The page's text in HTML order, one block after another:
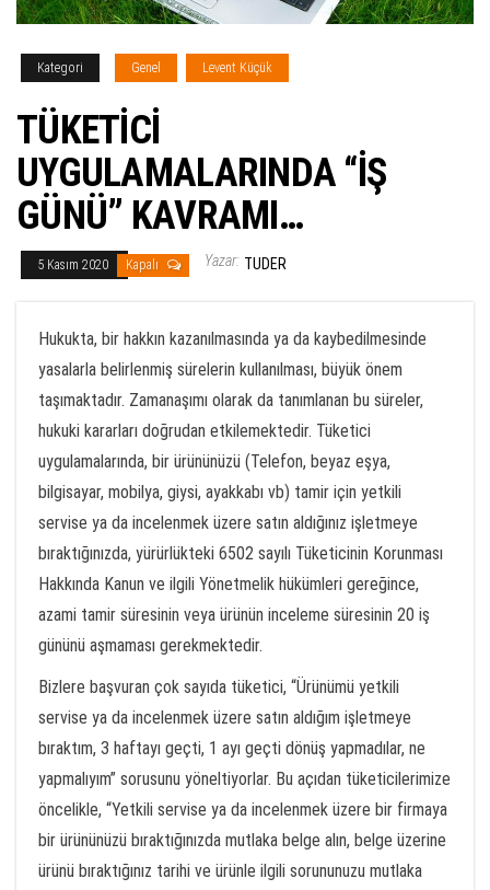
Kategori Genel Levent Küçük
TÜKETİCİ
UYGULAMALARINDA “İŞ
GÜNÜ” KAVRAMI…
5 Kasım 2020 Kapalı Yazar: TUDER
Hukukta, bir hakkın kazanılmasında ya da kaybedilmesinde
yasalarla belirlenmiş sürelerin kullanılması, büyük önem
taşımaktadır. Zamanaşımı olarak da tanımlanan bu süreler,
hukuki kararları doğrudan etkilemektedir. Tüketici
uygulamalarında, bir ürününüzü (Telefon, beyaz eşya,
bilgisayar, mobilya, giysi, ayakkabı vb) tamir için yetkili
servise ya da incelenmek üzere satın aldığınız işletmeye
bıraktığınızda, yürürlükteki 6502 sayılı Tüketicinin Korunması
Hakkında Kanun ve ilgili Yönetmelik hükümleri gereğince,
azami tamir süresinin veya ürünün inceleme süresinin 20 iş
gününü aşmaması gerekmektedir.
Bizlere başvuran çok sayıda tüketici, “Ürünümü yetkili
servise ya da incelenmek üzere satın aldığım işletmeye
bıraktım, 3 haftayı geçti, 1 ayı geçti dönüş yapmadılar, ne
yapmalıyım” sorusunu yöneltiyorlar. Bu açıdan tüketicilerimize
öncelikle, “Yetkili servise ya da incelenmek üzere bir firmaya
bir ürününüzü bıraktığınızda mutlaka belge alın, belge üzerine
ürünü bıraktığınız tarihi ve ürünle ilgili sorununuzu mutlaka